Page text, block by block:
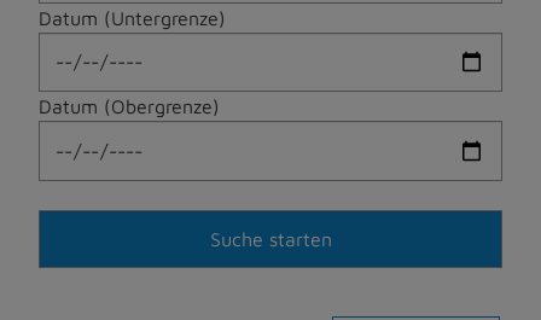
Datum (Untergrenze)
Datum (Obergrenze)